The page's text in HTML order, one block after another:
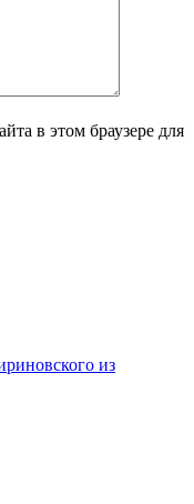
в этом браузере для
из